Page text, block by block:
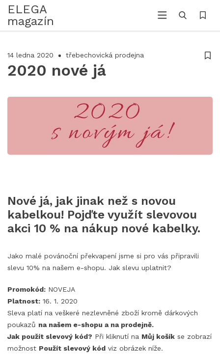
ELEGA
magazín
14 ledna 2020 třebechovická prodejna
2020 nové já
Nové já, jak jinak než s novou
kabelkou! Pojďte využít slevovou
akci 10 % na nákup nové kabelky.
Jako malé povánoční překvapení jsme si pro vás připravili
slevu 10% na našem e-shopu. Jak slevu uplatnit?
Promokód: NOVEJA
Platnost: 16. 1. 2020
Sleva platí na veškeré nezlevněné zboží kromě dárkových
poukazů na našem e-shopu a na prodejně.
Jak použít slevový kód? Při kliknutí na Můj košík se zobrazí
možnost Použít slevový kód viz obrázek níže.